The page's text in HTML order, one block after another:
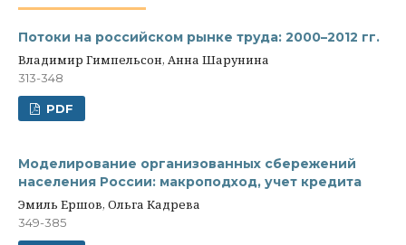
Потоки на российском рынке труда: 2000–2012 гг.
Владимир Гимпельсон, Анна Шарунина
313-348
PDF
Моделирование организованных сбережений
населения России: макроподход, учет кредита
Эмиль Ершов, Ольга Кадрева
349-385